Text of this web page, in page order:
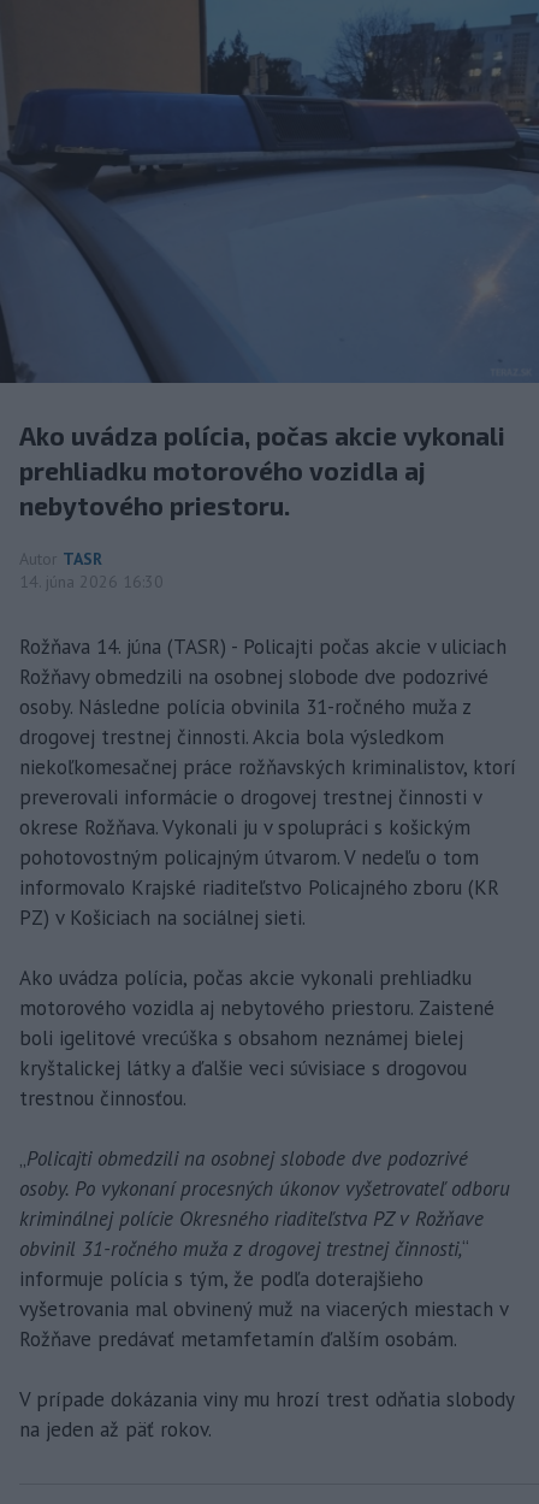
Ako uvádza polícia, počas akcie vykonali
prehliadku motorového vozidla aj
nebytového priestoru.
Autor TASR
14. júna 2026 16:30
Rožňava 14. júna (TASR) - Policajti počas akcie v uliciach
Rožňavy obmedzili na osobnej slobode dve podozrivé
osoby. Následne polícia obvinila 31-ročného muža z
drogovej trestnej činnosti. Akcia bola výsledkom
niekoľkomesačnej práce rožňavských kriminalistov, ktorí
preverovali informácie o drogovej trestnej činnosti v
okrese Rožňava. Vykonali ju v spolupráci s košickým
pohotovostným policajným útvarom. V nedeľu o tom
informovalo Krajské riaditeľstvo Policajného zboru (KR
PZ) v Košiciach na sociálnej sieti.
Ako uvádza polícia, počas akcie vykonali prehliadku
motorového vozidla aj nebytového priestoru. Zaistené
boli igelitové vrecúška s obsahom neznámej bielej
kryštalickej látky a ďalšie veci súvisiace s drogovou
trestnou činnosťou.
„Policajti obmedzili na osobnej slobode dve podozrivé
osoby. Po vykonaní procesných úkonov vyšetrovateľ odboru
kriminálnej polície Okresného riaditeľstva PZ v Rožňave
obvinil 31-ročného muža z drogovej trestnej činnosti,“
informuje polícia s tým, že podľa doterajšieho
vyšetrovania mal obvinený muž na viacerých miestach v
Rožňave predávať metamfetamín ďalším osobám.
V prípade dokázania viny mu hrozí trest odňatia slobody
na jeden až päť rokov.